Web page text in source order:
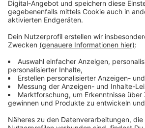
Geld für Kölsch, aber auch für
Anzeige
Das gesammelte Geld wird
am Abend in die Kneipe getragen, die
wird gespendet. Los geht es mit dem